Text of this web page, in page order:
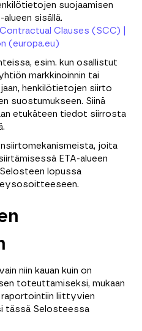
suojaamisen
sisällä.
Clauses (SCC) |
(europa.eu)
esim. kun osallistut
markkinoinnin tai
henkilötietojen siirto
suostumukseen. Siinä
etukäteen tiedot siirrosta
joita
ETA-alueen
lopussa
niin kauan kuin on
toteuttamiseksi, mukaan
raportointiin liittyvien
tässä Selosteessa